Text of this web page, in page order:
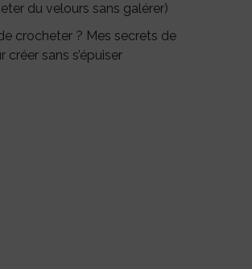
du velours sans galérer)
crocheter ? Mes secrets de
créer sans s’épuiser